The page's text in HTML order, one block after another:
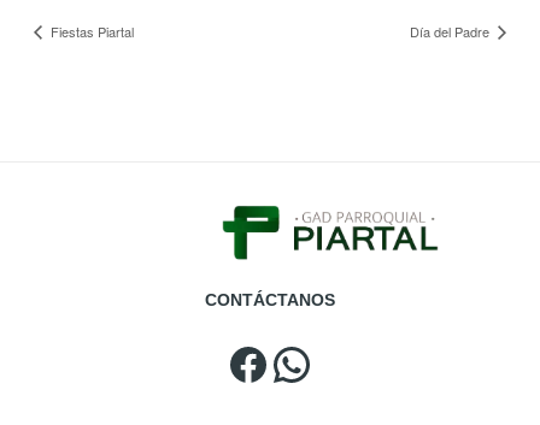
Fiestas Piartal Día del Padre
CONTÁCTANOS
Facebook
WhatsApp